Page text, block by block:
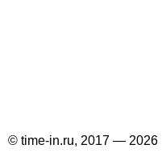
© time-in.ru, 2017 — 2026